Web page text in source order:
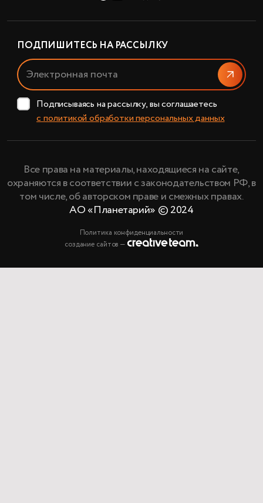
ПОДПИШИТЕСЬ НА РАССЫЛКУ
Подписываясь на рассылку, вы соглашаетесь
с политикой обработки персональных данных
Все права на материалы, находящиеся на сайте,
охраняются в соответствии с законодательством РФ, в
том числе, об авторском праве и смежных правах.
АО «Планетарий» © 2024
Политика конфиденциальности
создание сайтов —